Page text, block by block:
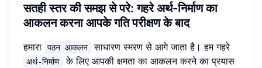
सतही स्तर की समझ से परे: गहरे अर्थ-निर्माण का
आकलन करना आपके गति परीक्षण के बाद
हमारा पठन आकलन साधारण स्मरण से आगे जाता है। हम गहरे
अर्थ-निर्माण
के लिए आपकी क्षमता का आकलन करने का प्रयास